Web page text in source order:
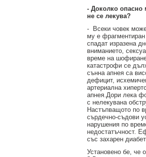
- Доколко опасно
не се лекува?
-
Всеки човек
му е
спадат изразена
вниманието,
време на
катастрофи се
сънна апнея са
дефицит,
артериална
апнея.Дори лека
с нелекувана
Настъпващото по
сърдечно-съдови
нарушения по
недостатъчност.
със захарен
Установено бе, че